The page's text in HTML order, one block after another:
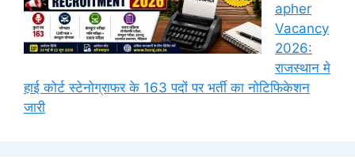
apher
Vacancy
2026:
राजस्थान मे
हाई कोर्ट स्टेनोग्राफर के 163 पदों पर भर्ती का नोटिफिकेशन
जारी